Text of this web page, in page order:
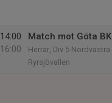
14:00
16:00
Match mot Göta BK
Herrar, Div 5 Nordvästra
Ryrsjövallen